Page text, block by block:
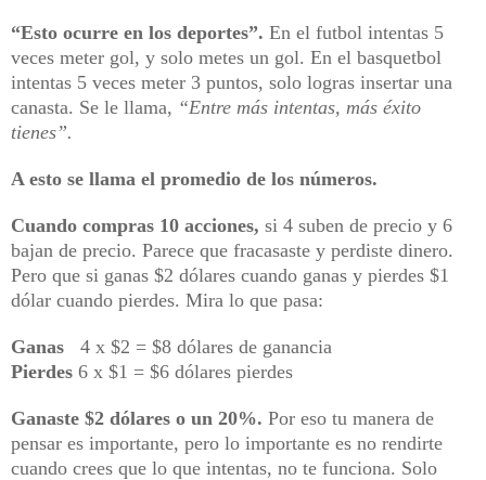
“Esto ocurre en los deportes”. En el futbol intentas 5
veces meter gol, y solo metes un gol. En el basquetbol
intentas 5 veces meter 3 puntos, solo logras insertar una
canasta. Se le llama, “Entre más intentas, más éxito
tienes”.
A esto se llama el promedio de los números.
Cuando compras 10 acciones, si 4 suben de precio y 6
bajan de precio. Parece que fracasaste y perdiste dinero.
Pero que si ganas $2 dólares cuando ganas y pierdes $1
dólar cuando pierdes. Mira lo que pasa:
Ganas 4 x $2 = $8 dólares de ganancia
Pierdes 6 x $1 = $6 dólares pierdes
Ganaste $2 dólares o un 20%. Por eso tu manera de
pensar es importante, pero lo importante es no rendirte
cuando crees que lo que intentas, no te funciona. Solo